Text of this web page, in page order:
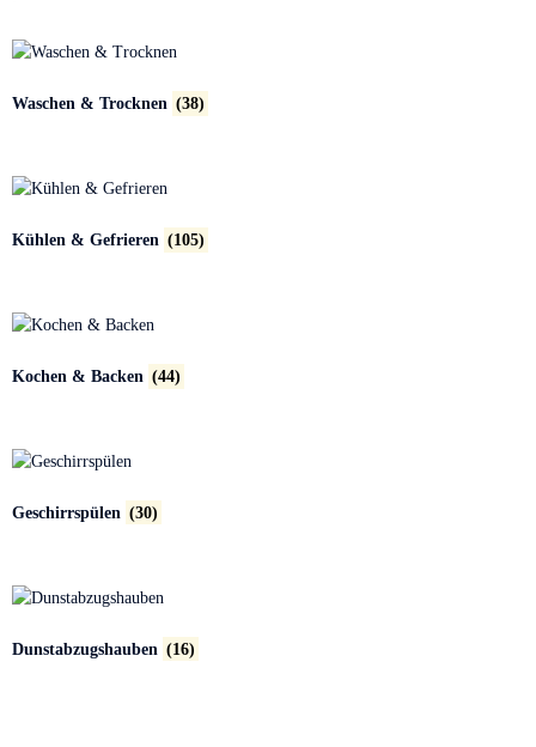
Waschen & Trocknen (38)
Kühlen & Gefrieren (105)
Kochen & Backen (44)
Geschirrspülen (30)
Dunstabzugshauben (16)